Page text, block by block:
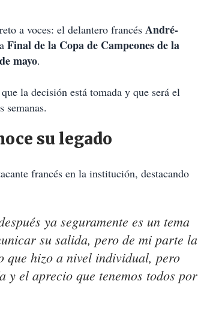
a voces: el delantero francés André-
Final de la Copa de Campeones de la
mayo.
la decisión está tomada y que será el
semanas.
su legado
francés en la institución, destacando
ya seguramente es un tema
su salida, pero de mi parte la
que hizo a nivel individual, pero
y el aprecio que tenemos todos por